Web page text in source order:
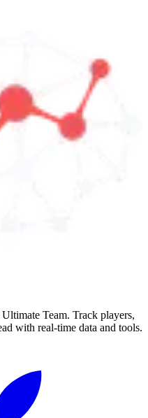
Ultimate Team. Track players,
with real-time data and tools.